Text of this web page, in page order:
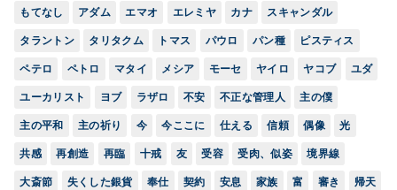
もてなし アダム エマオ エレミヤ カナ スキャンダル
タラントン タリタクム トマス パウロ パン種 ピスティス
ペテロ ペトロ マタイ メシア モーセ ヤイロ ヤコブ ユダ
ユーカリスト ヨブ ラザロ 不安 不正な管理人 主の僕
主の平和 主の祈り 今 今ここに 仕える 信頼 偶像 光
共感 再創造 再臨 十戒 友 受容 受肉、似姿 境界線
大斎節 失くした銀貨 奉仕 契約 安息 家族 富 審き 帰天